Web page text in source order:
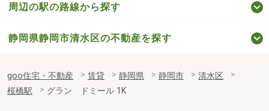
周辺の駅の路線から探す
静岡県静岡市清水区の不動産を探す
goo住宅・不動産 賃貸 静岡県 静岡市
清水区
桜橋駅
グラン ドミール 1K